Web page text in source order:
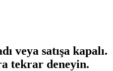
veya satışa kapalı.
tekrar deneyin.